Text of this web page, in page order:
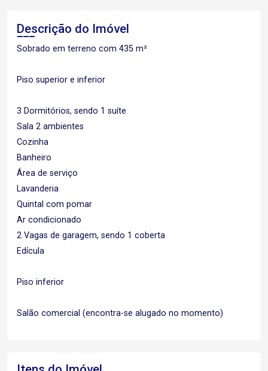
Descrição do Imóvel
Sobrado em terreno com 435 m²
Piso superior e inferior
3 Dormitórios, sendo 1 suíte
Sala 2 ambientes
Cozinha
Banheiro
Área de serviço
Lavanderia
Quintal com pomar
Ar condicionado
2 Vagas de garagem, sendo 1 coberta
Edícula
Piso inferior
Salão comercial (encontra-se alugado no momento)